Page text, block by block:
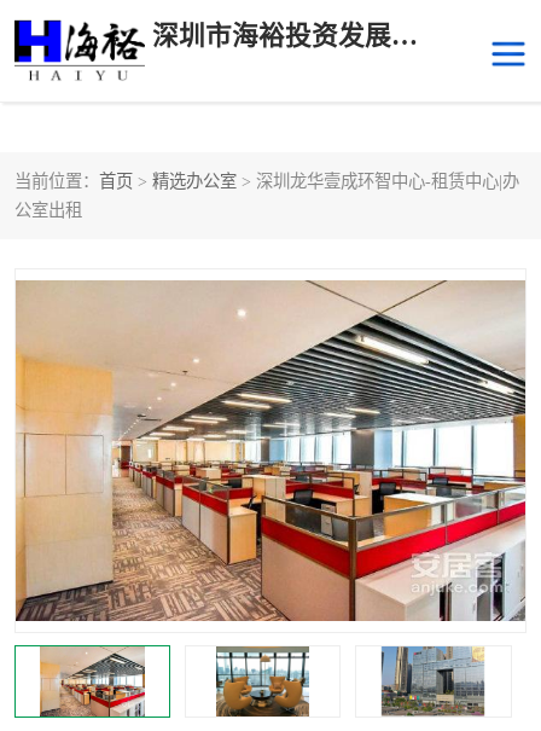
深圳市海裕投资发展有限公司
当前位置： 首页 > 精选办公室 > 深圳龙华壹成环智中心-租赁中心|办
公室出租
后海
深圳湾科技生态园
福田中心区写字楼租赁 宝安中心区
深圳宝安 福田车公庙
罗湖水贝 南山南油
罗湖区
宝安区 西乡
兴东 石岩